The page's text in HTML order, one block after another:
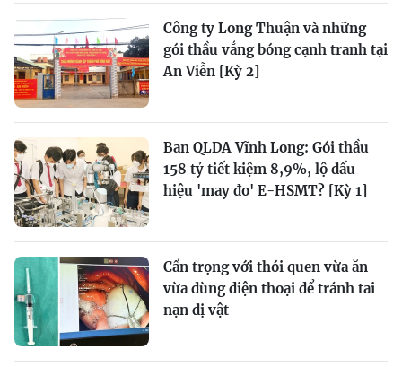
Công ty Long Thuận và những
gói thầu vắng bóng cạnh tranh tại
An Viễn [Kỳ 2]
Ban QLDA Vĩnh Long: Gói thầu
158 tỷ tiết kiệm 8,9%, lộ dấu
hiệu 'may đo' E-HSMT? [Kỳ 1]
Cẩn trọng với thói quen vừa ăn
vừa dùng điện thoại để tránh tai
nạn dị vật